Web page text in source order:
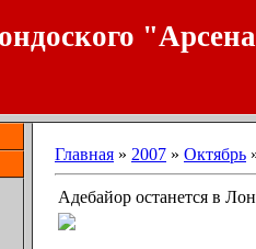
Главная » 2007 » Октябрь
Адебайор останется в